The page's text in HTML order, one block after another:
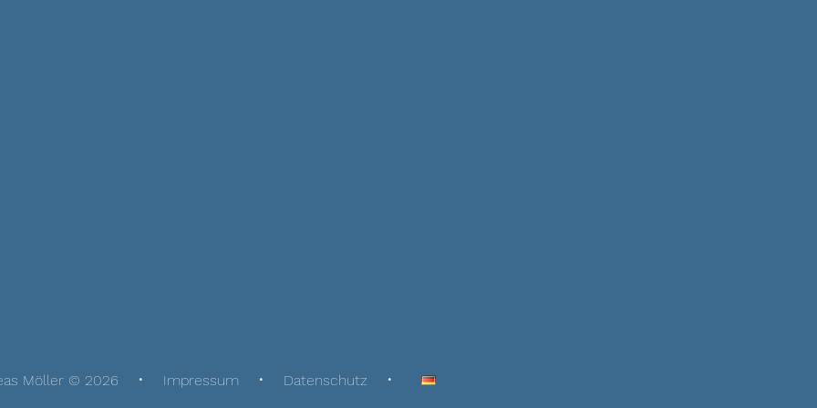
Möller © 2026 Impressum Datenschutz